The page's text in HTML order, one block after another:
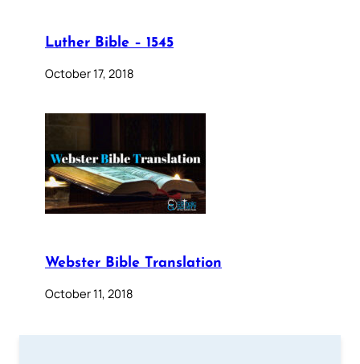
Luther Bible – 1545
October 17, 2018
Webster Bible Translation
October 11, 2018